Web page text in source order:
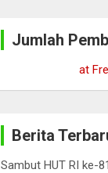
Jumlah
at
Berita
Sambut HUT RI ke-